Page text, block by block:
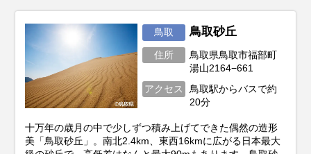
鳥取 鳥取砂丘
住所
鳥取県鳥取市福部町
湯山2164−661
アクセス
鳥取駅からバスで約
20分
十万年の歳月の中で少しずつ積み上げてできた偶然の造形
美「鳥取砂丘」。南北2.4km、東西16kmに広がる日本最大